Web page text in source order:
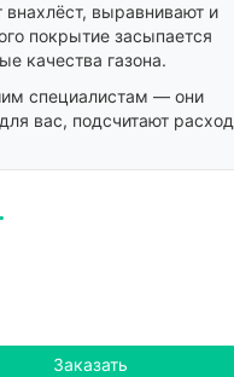
выравнивают и
покрытие засыпается
качества газона.
специалистам — они
вас, подсчитают расход
Заказать